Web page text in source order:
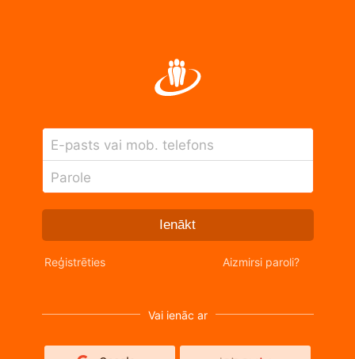
E-pasts vai mob. telefons
Parole
Ienākt
Reģistrēties Aizmirsi paroli?
Vai ienāc ar